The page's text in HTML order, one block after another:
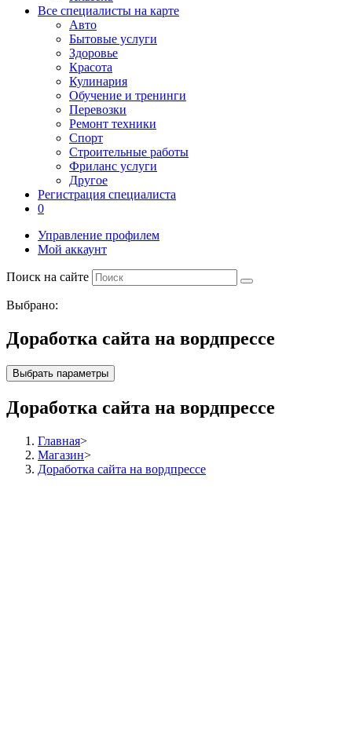
Все специалисты на карте
Авто
Бытовые услуги
Здоровье
Красота
Кулинария
Обучение и тренинги
Перевозки
Ремонт техники
Спорт
Строительные работы
Фриланс услуги
Другое
Регистрация специалиста
0
Управление профилем
Мой аккаунт
Поиск на сайте
Выбрано:
Доработка сайта на вордпрессе
Выбрать параметры
Доработка сайта на вордпрессе
Главная>
Магазин>
Доработка сайта на вордпрессе